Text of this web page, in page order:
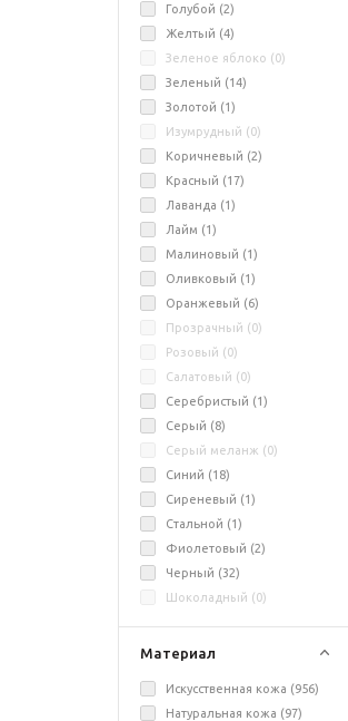
Голубой (2)
Желтый (4)
Зеленое яблоко (0)
Зеленый (14)
Золотой (1)
Изумрудный (0)
Коричневый (2)
Красный (17)
Лаванда (1)
Лайм (1)
Малиновый (1)
Оливковый (1)
Оранжевый (6)
Прозрачный (0)
Розовый (0)
Салатовый (0)
Серебристый (1)
Серый (8)
Серый меланж (0)
Синий (18)
Сиреневый (1)
Стальной (1)
Фиолетовый (2)
Черный (32)
Шоколадный (0)
Материал
Искусственная кожа (956)
Натуральная кожа (97)